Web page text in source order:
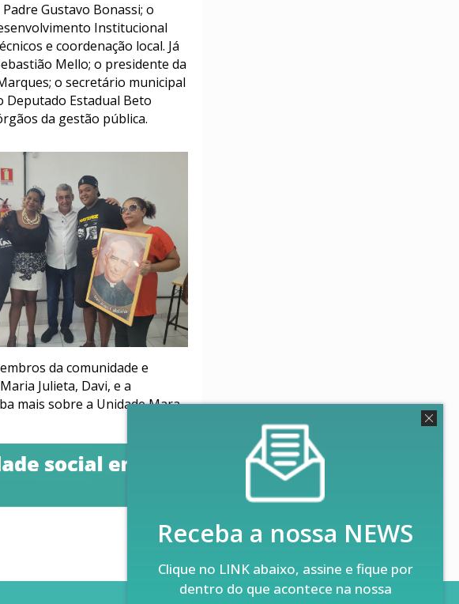
Gustavo Bonassi; o
Institucional
e coordenação local. Já
Mello; o presidente da
o secretário municipal
Deputado Estadual Beto
da gestão pública.
da comunidade e
Julieta, Davi, e a
mais sobre a Unidade Mara
0
Receba a nossa NEWS
Clique no LINK abaixo, assine e fique por
dentro do que acontece na nossa